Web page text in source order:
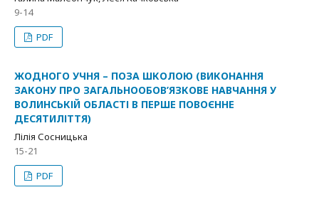
9-14
PDF
ЖОДНОГО УЧНЯ – ПОЗА ШКОЛОЮ (ВИКОНАННЯ
ЗАКОНУ ПРО ЗАГАЛЬНООБОВ’ЯЗКОВЕ НАВЧАННЯ У
ВОЛИНСЬКІЙ ОБЛАСТІ В ПЕРШЕ ПОВОЄННЕ
ДЕСЯТИЛІТТЯ)
Лілія Сосницька
15-21
PDF